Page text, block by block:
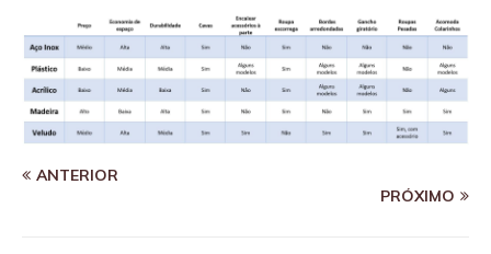
ANTERIOR
PRÓXIMO